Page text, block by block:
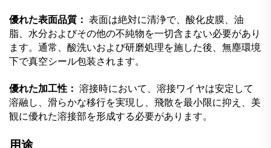
優れた表面品質： 表面は絶対に清浄で、酸化皮膜、油
脂、水分およびその他の不純物を一切含まない必要があり
ます。通常、酸洗いおよび研磨処理を施した後、無塵環境
下で真空シール包装されます。
優れた加工性： 溶接時において、溶接ワイヤは安定して
溶融し、滑らかな移行を実現し、飛散を最小限に抑え、美
観に優れた溶接部を形成する必要があります。